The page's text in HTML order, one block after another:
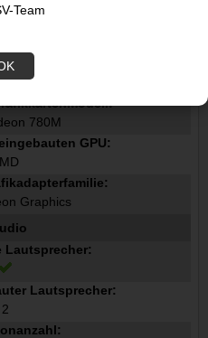
Team
780M
GPU:
Graphics
Lautsprecher:
Lautsprecher:
2